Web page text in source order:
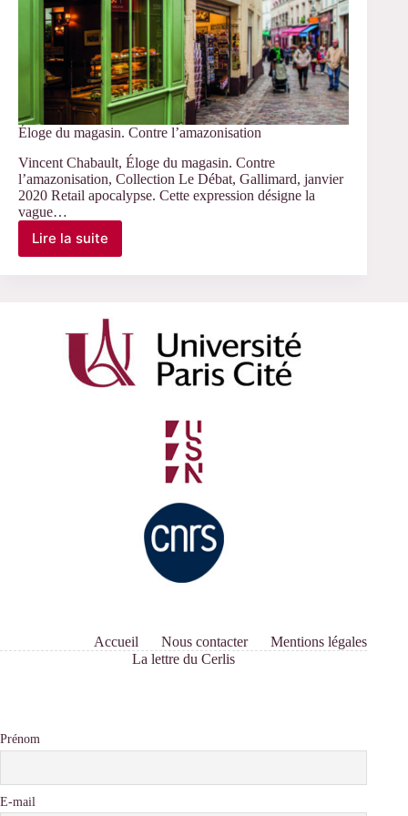
Éloge du magasin. Contre l’amazonisation
Vincent Chabault, Éloge du magasin. Contre
l’amazonisation, Collection Le Débat, Gallimard, janvier
2020 Retail apocalypse. Cette expression désigne la
vague…
Lire la suite
Éloge
l’amazonisation
Accueil Nous contacter
Mentions légales
La lettre du Cerlis
Prénom
E-mail